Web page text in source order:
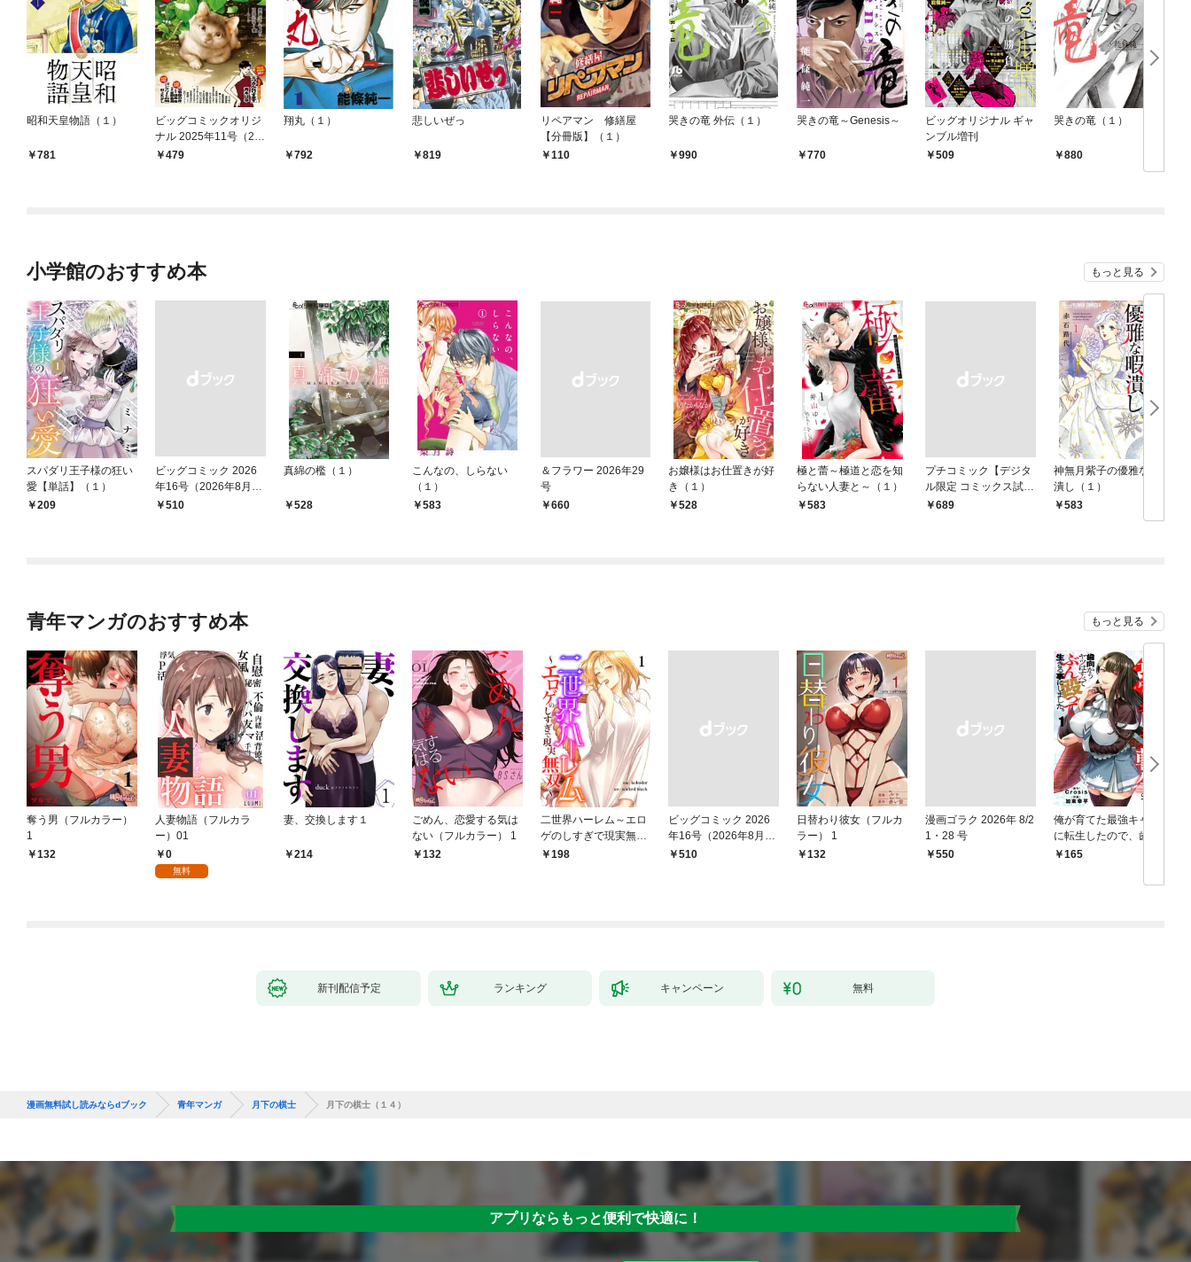
昭和天皇物語（１）
781
ビッグコミックオリジ
ナル 2025年11号（20
25年5月20日発売)
479
翔丸（１）
792
悲しいぜっ
819
リペアマン 修繕屋
【分冊版】（１）
110
哭きの竜 外伝（１）
990
哭きの竜～Genesis～
770
ビッグオリジナル ギャ
ンブル増刊
509
哭きの竜（１）
880
小学館のおすすめ本 もっと見る
スパダリ王子様の狂い
愛【単話】（１）
209
ビッグコミック 2026
年16号（2026年8月7
日発売）
￥510
真綿の檻（１）
528
こんなの、しらない
（１）
583
＆フラワー 2026年29
号
￥660
お嬢様はお仕置きが好
き（１）
528
極と蕾～極道と恋を知
らない人妻と～（１）
583
プチコミック【デジタ
ル限定 コミックス試し
読み特典付き】 2026
￥689
神無月紫子の優雅な暇
潰し（１）
583
青年マンガのおすすめ本 もっと見る
奪う男（フルカラー）
1
132
人妻物語（フルカラ
ー）01
0
無料
妻、交換します１
214
ごめん、恋愛する気は
ない（フルカラー） 1
132
二世界ハーレム～エロ
ゲのしすぎで現実無双
～１198
ビッグコミック 2026
年16号（2026年8月7
日発売）
￥510
日替わり彼女（フルカ
ラー） 1
132
漫画ゴラク 2026年 8/2
1・28 号
￥550
俺が育てた最強キャラ
に転生したので、歯向
かうヤツはすべてぶん
165
新刊配信予定 ランキング キャンペーン 無料
漫画無料試し読みならdブック 青年マンガ 月下の棋士 月下の棋士（１４）
アプリならもっと便利で快適に！